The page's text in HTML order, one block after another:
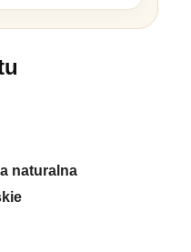
naturalna